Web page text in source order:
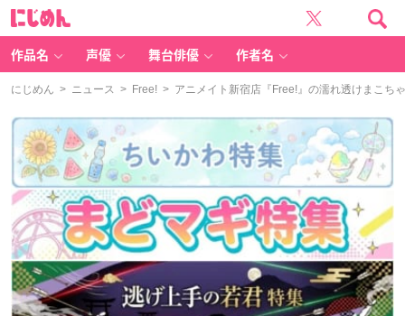
作品名 声優 舞台俳優 作者名
にじめん > ニュース > Free! > アニメイト新宿店『Free!』の濡れ透けまこち